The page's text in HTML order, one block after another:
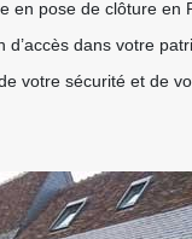
en pose de clôture en
d’accès dans votre
votre sécurité et de